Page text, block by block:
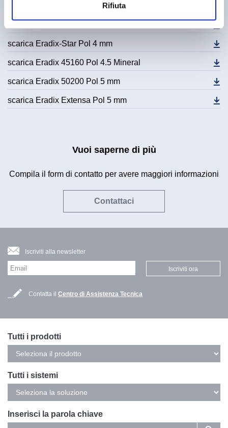
Rifiuta
scarica Eradix 40160 Pol 4 mm
scarica Eradix-Star Pol 4 mm
scarica Eradix 45160 Pol 4.5 Mineral
scarica Eradix 50200 Pol 5 mm
scarica Eradix Extensa Pol 5 mm
Vuoi saperne di più
Compila il form di contatto per avere maggiori informazioni
Contattaci
Iscriviti alla newsletter
Iscriviti ora
Contatta il Centro di Assistenza Tecnica
Tutti i prodotti
Tutti i sistemi
Inserisci la parola chiave